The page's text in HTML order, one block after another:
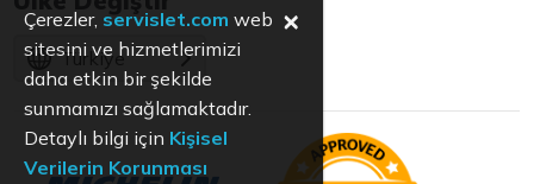
Türkiye
Çerezler, servislet.com web
sitesini ve hizmetlerimizi
daha etkin bir şekilde
sunmamızı sağlamaktadır.
Detaylı bilgi için Kişisel
Verilerin Korunması
×